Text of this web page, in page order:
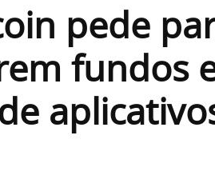
pede
fundos